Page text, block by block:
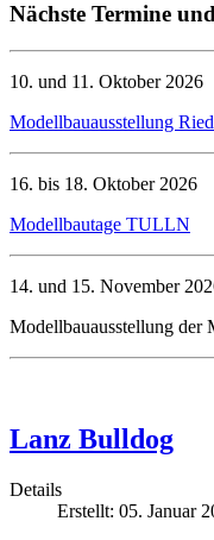
Nächste Termine
10. und 11. Oktober 2026
Modellbauausstellung
16. bis 18. Oktober 2026
Modellbautage TULLN
14. und 15. November
Modellbauausstellung
Lanz Bulldog
Details
Erstellt: 05. Januar